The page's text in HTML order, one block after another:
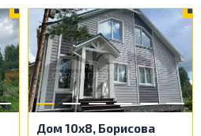
Дом 10х8, Борисова